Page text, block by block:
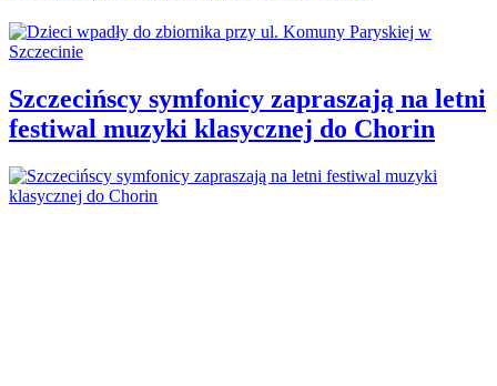
Szczecińscy symfonicy zapraszają na letni
festiwal muzyki klasycznej do Chorin